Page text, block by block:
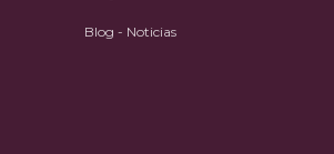
Blog - Noticias